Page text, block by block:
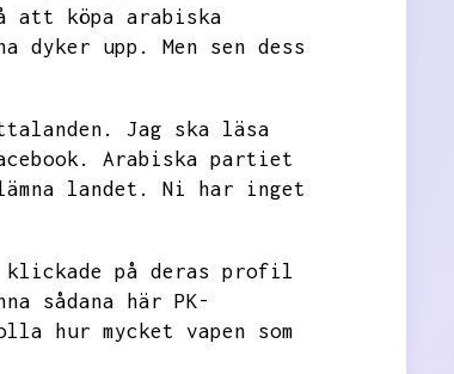
att köpa arabiska
dyker upp.
Men sen dess
Jag ska läsa
Arabiska partiet
landet.
Ni har inget
klickade på deras profil
sådana här PK-
hur mycket vapen som